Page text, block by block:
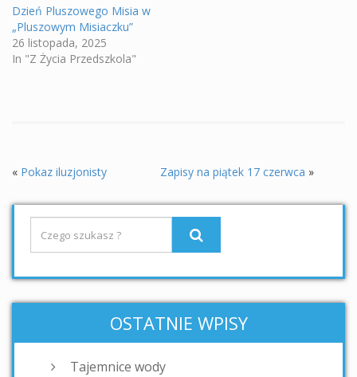
Dzień Pluszowego Misia w
„Pluszowym Misiaczku”
26 listopada, 2025
In "Z Życia Przedszkola"
« Pokaz iluzjonisty Zapisy na piątek 17 czerwca »
OSTATNIE WPISY
Tajemnice wody